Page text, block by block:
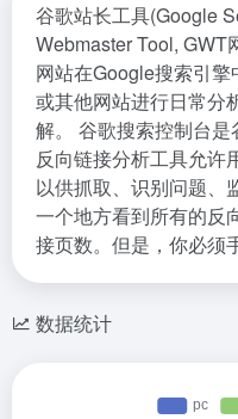
谷歌站长工具(Google
Webmaster Tool, GWT
网站在Google搜索引
或其他网站进行日常分
解。 谷歌搜索控制台
反向链接分析工具允许
以供抓取、识别问题、
一个地方看到所有的反
接页数。但是，你必须
数据统计